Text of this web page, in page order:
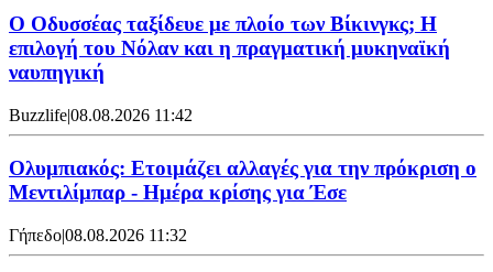
Ο Οδυσσέας ταξίδευε με πλοίο των Βίκινγκς; Η
επιλογή του Νόλαν και η πραγματική μυκηναϊκή
ναυπηγική
Buzzlife|08.08.2026 11:42
Ολυμπιακός: Ετοιμάζει αλλαγές για την πρόκριση ο
Μεντιλίμπαρ - Ημέρα κρίσης για Έσε
Γήπεδο|08.08.2026 11:32